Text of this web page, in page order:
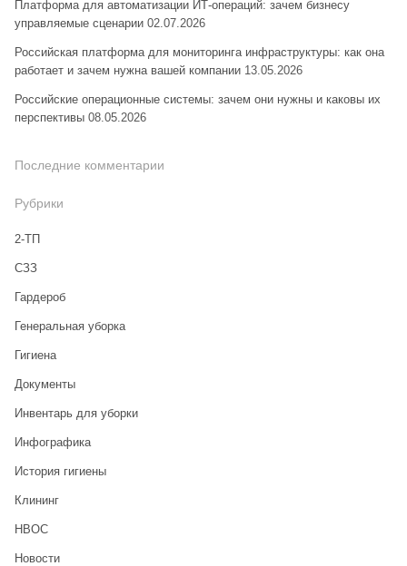
Платформа для автоматизации ИТ-операций: зачем бизнесу
управляемые сценарии 02.07.2026
Российская платформа для мониторинга инфраструктуры: как она
работает и зачем нужна вашей компании 13.05.2026
Российские операционные системы: зачем они нужны и каковы их
перспективы 08.05.2026
Последние комментарии
Рубрики
2-ТП
CЗЗ
Гардероб
Генеральная уборка
Гигиена
Документы
Инвентарь для уборки
Инфографика
История гигиены
Клининг
НВОС
Новости